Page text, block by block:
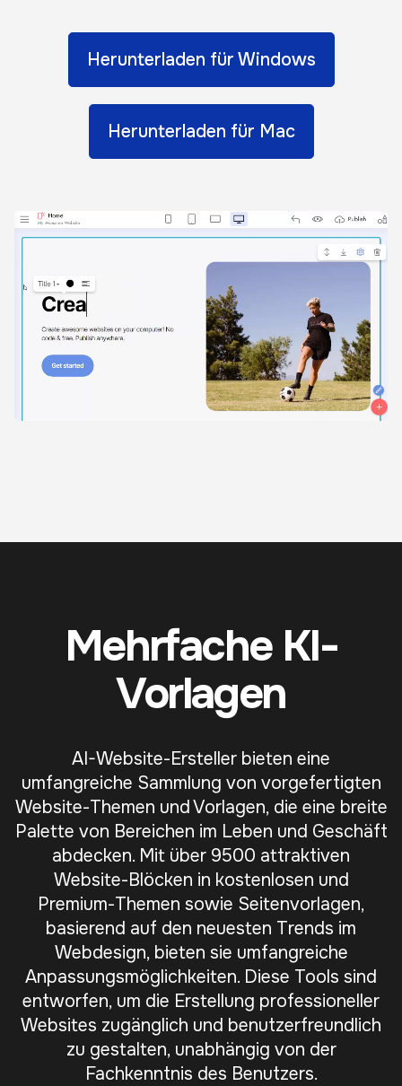
Herunterladen für Windows
Herunterladen für Mac
Mehrfache KI-
Vorlagen
AI-Website-Ersteller bieten eine
umfangreiche Sammlung von vorgefertigten
Website-Themen und Vorlagen, die eine breite
Palette von Bereichen im Leben und Geschäft
abdecken. Mit über 9500 attraktiven
Website-Blöcken in kostenlosen und
Premium-Themen sowie Seitenvorlagen,
basierend auf den neuesten Trends im
Webdesign, bieten sie umfangreiche
Anpassungsmöglichkeiten. Diese Tools sind
entworfen, um die Erstellung professioneller
Websites zugänglich und benutzerfreundlich
zu gestalten, unabhängig von der
Fachkenntnis des Benutzers.